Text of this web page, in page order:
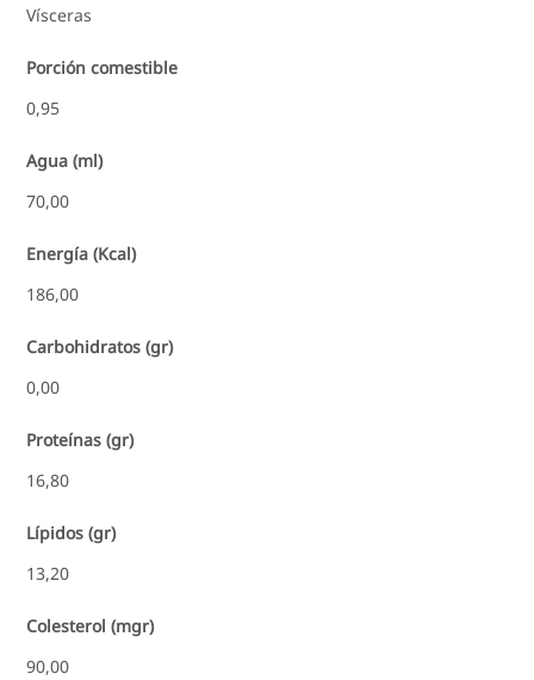
Vísceras
Porción comestible
0,95
Agua (ml)
70,00
Energía (Kcal)
186,00
Carbohidratos (gr)
0,00
Proteínas (gr)
16,80
Lípidos (gr)
13,20
Colesterol (mgr)
90,00